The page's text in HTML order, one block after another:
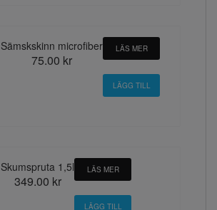
Sämskskinn microfiber
75.00 kr
LÄS MER
Skumspruta 1,5l
349.00 kr
LÄS MER